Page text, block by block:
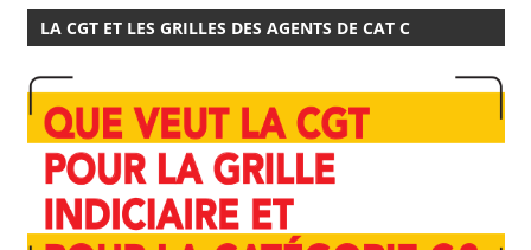
LA CGT ET LES GRILLES DES AGENTS DE CAT C